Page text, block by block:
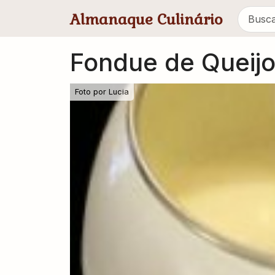
Almanaque Culinário
Fondue de Queijo
Foto por Lucia